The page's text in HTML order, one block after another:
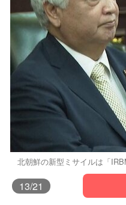
北朝鮮の新型ミサイルは「
13/21